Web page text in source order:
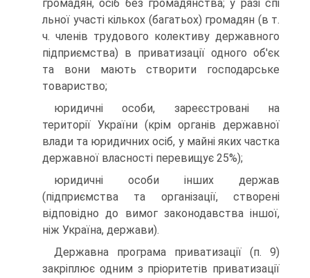
громадян, осіб без громадянства; у разі спі
льної участі кількох (багатьох) громадян (в т.
ч. членів трудового колективу державного
підприємства) в приватизації одного об'єк
та вони мають створити господарське
товариство;
юридичні особи, зареєстровані на
території України (крім органів державної
влади та юридичних осіб, у майні яких частка
державної власності перевищує 25%);
юридичні особи інших держав
(підприємства та організації, створені
відповідно до вимог законодавства іншої,
ніж Україна, держави).
Державна програма приватизації (п. 9)
закріплює одним з пріоритетів приватизації